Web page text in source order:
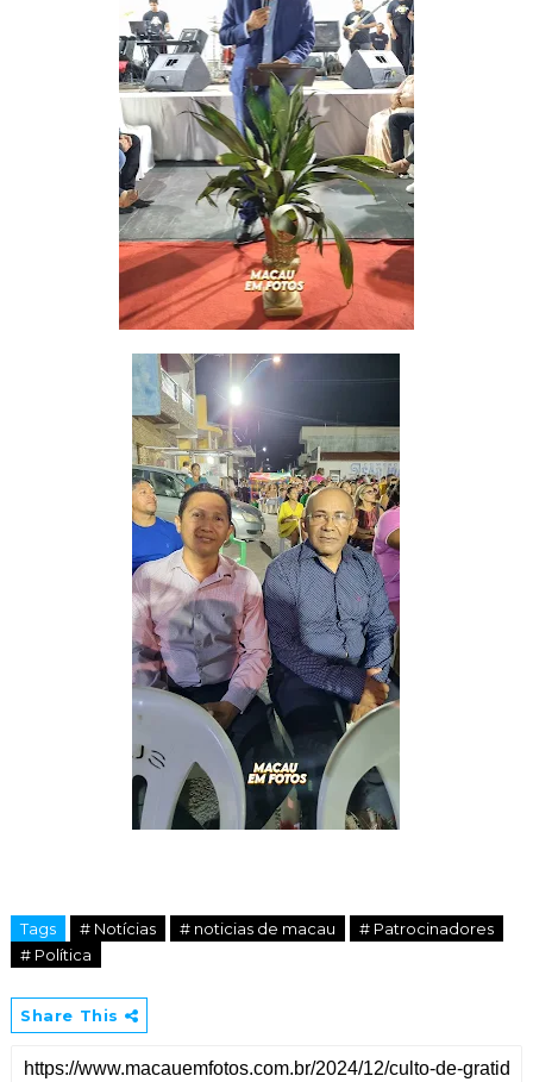
Tags # Notícias # noticias de macau
# Patrocinadores
# Política
Share This